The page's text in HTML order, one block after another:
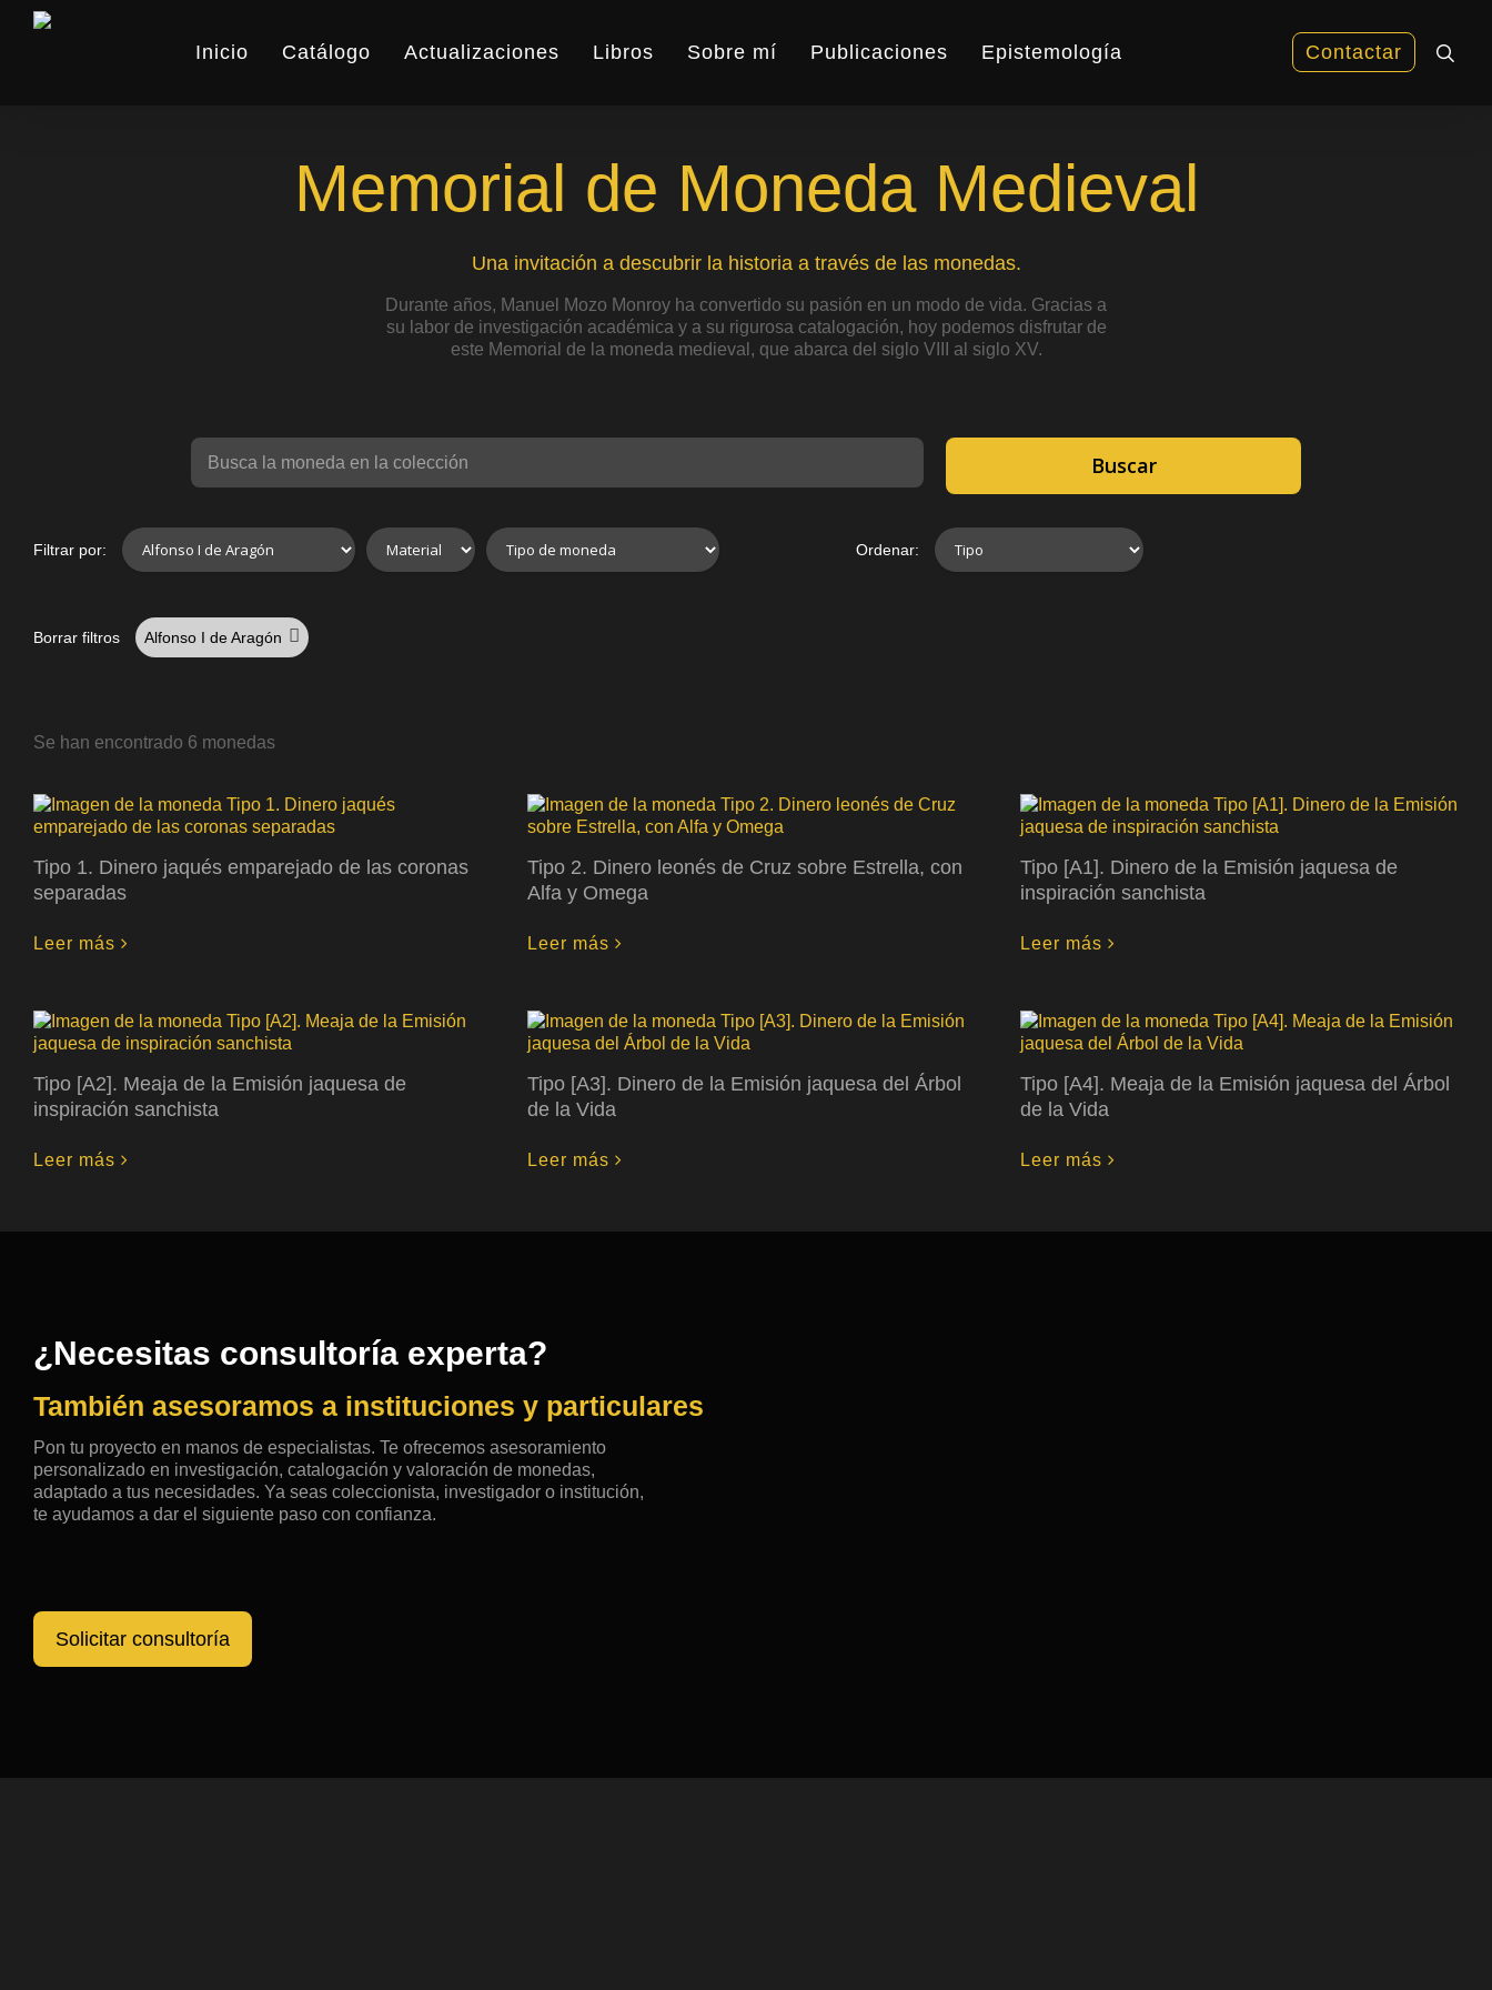
Inicio Catálogo Actualizaciones Libros Sobre mí Publicaciones Epistemología Contactar
Memorial de Moneda Medieval
Una invitación a descubrir la historia a través de las monedas.
Durante años, Manuel Mozo Monroy ha convertido su pasión en un modo de vida. Gracias a
su labor de investigación académica y a su rigurosa catalogación, hoy podemos disfrutar de
este Memorial de la moneda medieval, que abarca del siglo VIII al siglo XV.
Buscar
Filtrar por: Ordenar:
Borrar filtros Alfonso I de Aragón
Se han encontrado 6 monedas
Tipo 1. Dinero jaqués emparejado de las coronas
separadas
Leer más
Tipo 2. Dinero leonés de Cruz sobre Estrella, con
Alfa y Omega
Leer más
Tipo [A1]. Dinero de la Emisión jaquesa de
inspiración sanchista
Leer más
Tipo [A2]. Meaja de la Emisión jaquesa de
inspiración sanchista
Leer más
Tipo [A3]. Dinero de la Emisión jaquesa del Árbol
de la Vida
Leer más
Tipo [A4]. Meaja de la Emisión jaquesa del Árbol
de la Vida
Leer más
¿Necesitas consultoría experta?
También asesoramos a instituciones y particulares
Pon tu proyecto en manos de especialistas. Te ofrecemos asesoramiento
personalizado en investigación, catalogación y valoración de monedas,
adaptado a tus necesidades. Ya seas coleccionista, investigador o institución,
te ayudamos a dar el siguiente paso con confianza.
Solicitar consultoría